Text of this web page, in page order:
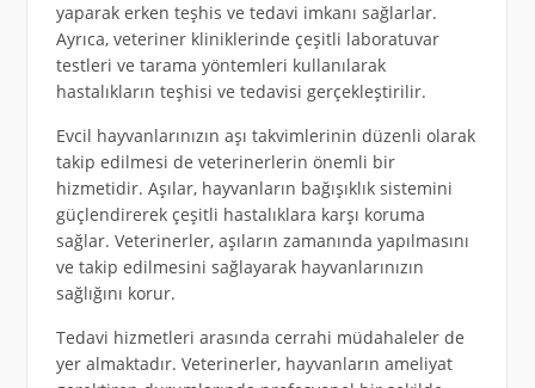
yaparak erken teşhis ve tedavi imkanı sağlarlar.
Ayrıca, veteriner kliniklerinde çeşitli laboratuvar
testleri ve tarama yöntemleri kullanılarak
hastalıkların teşhisi ve tedavisi gerçekleştirilir.
Evcil hayvanlarınızın aşı takvimlerinin düzenli olarak
takip edilmesi de veterinerlerin önemli bir
hizmetidir. Aşılar, hayvanların bağışıklık sistemini
güçlendirerek çeşitli hastalıklara karşı koruma
sağlar. Veterinerler, aşıların zamanında yapılmasını
ve takip edilmesini sağlayarak hayvanlarınızın
sağlığını korur.
Tedavi hizmetleri arasında cerrahi müdahaleler de
yer almaktadır. Veterinerler, hayvanların ameliyat